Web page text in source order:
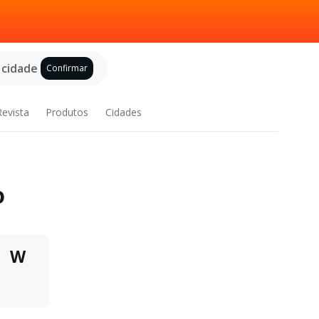
Confirmar
Produtos Cidades
W